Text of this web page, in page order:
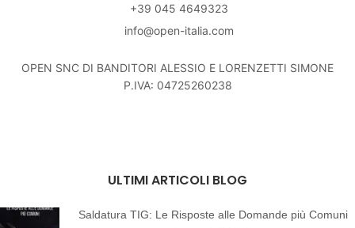
+39 045 4649323
info@open-italia.com
OPEN SNC DI BANDITORI ALESSIO E LORENZETTI SIMONE
P.IVA: 04725260238
ULTIMI ARTICOLI BLOG
Saldatura TIG: Le Risposte alle Domande più Comuni